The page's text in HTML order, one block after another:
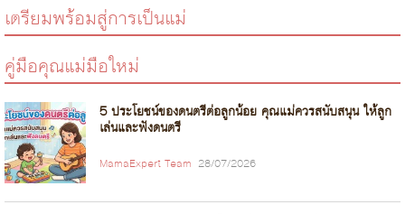
เตรียมพร้อมสู่การเป็นแม่
คู่มือคุณแม่มือใหม่
5 ประโยชน์ของดนตรีต่อลูกน้อย คุณแม่ควรสนับสนุน ให้ลูก
เล่นและฟังดนตรี
MamaExpert Team 28/07/2026